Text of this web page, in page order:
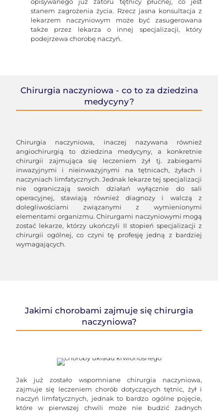
stanem zagrożenia życia. Rzecz jasna konsultacja z
lekarzem naczyniowym może być zasugerowana
także przez lekarza o innej specjalizacji, który
podejrzewa chorobę naczyń.
Chirurgia naczyniowa - co to za dziedzina
medycyny?
Chirurgia naczyniowa, inaczej nazywana również
angiochirurgią to dziedzina medycyny, a konkretnie
chirurgii zajmująca się leczeniem żył tj. zabiegami
inwazyjnymi i nieinwazyjnymi na tętnicach, żyłach i
naczyniach limfatycznych. Jednak lekarze tej specjalizacji
nie ograniczają swoich działań wyłącznie do sali
operacyjnej, stawiają również diagnozy i walczą z
dolegliwościami związanymi z wymienionymi
elementami organizmu. Chirurgami naczyniowymi mogą
zostać lekarze, którzy ukończyli II stopień specjalizacji z
chirurgii ogólnej, co czyni tę profesję jedną z bardziej
wymagających.
Jakimi chorobami zajmuje się chirurgia
naczyniowa?
Jak już zostało wspomniane chirurgia naczyniowa,
zajmuje się leczeniem chorób dotyczących tętnic, żył i
naczyń limfatycznych, jednak to bardzo ogólne pojęcie,
które w pierwszej chwili może nie budzić żadnych